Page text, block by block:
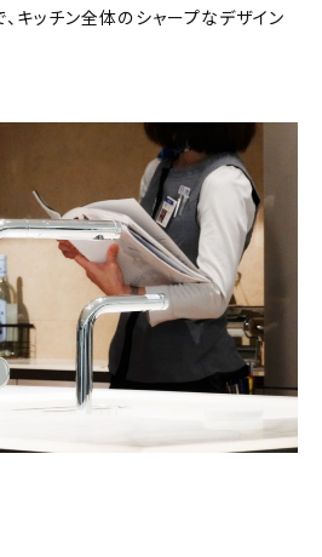
、キッチン全体のシャープなデザイン